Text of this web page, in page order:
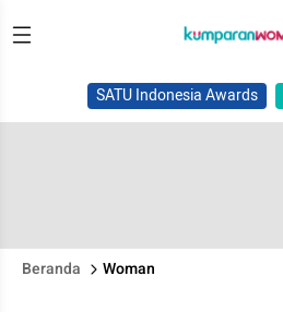
SATU Indonesia Awards
Beranda Woman